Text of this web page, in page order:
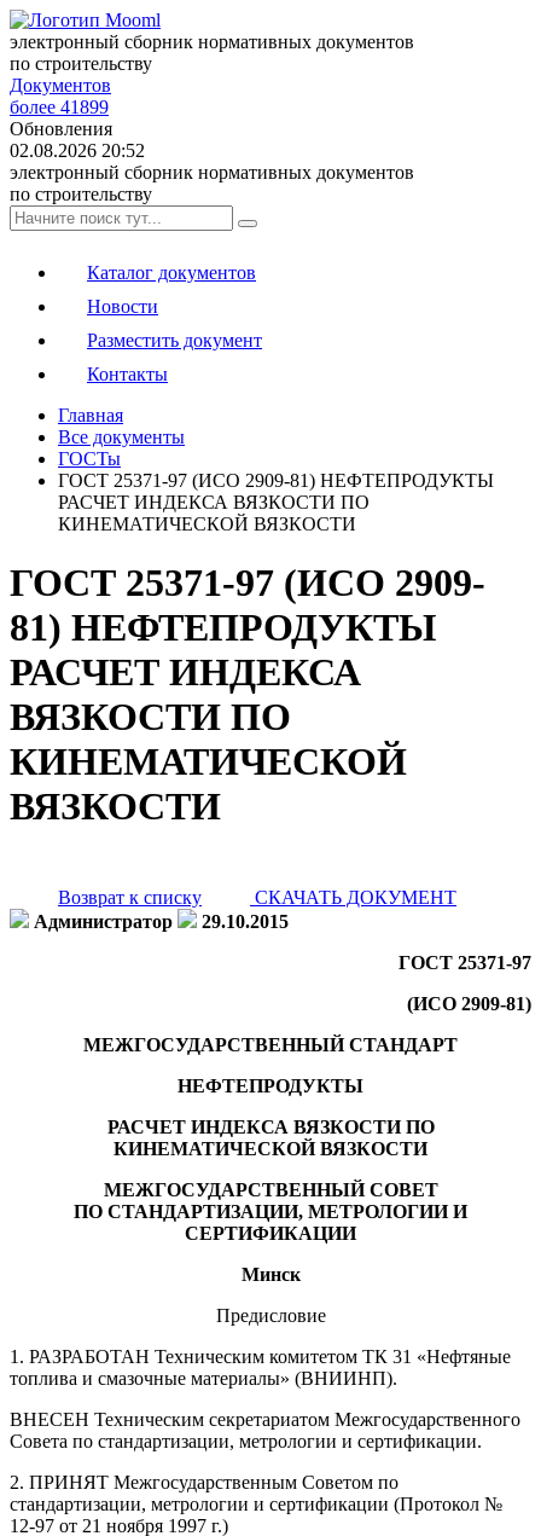
электронный сборник нормативных документов
по строительству
Документов
более 41899
Обновления
02.08.2026 20:52
электронный сборник нормативных документов
по строительству
Каталог документов
Новости
Разместить документ
Контакты
Главная
Все документы
ГОСТы
ГОСТ 25371-97 (ИСО 2909-81) НЕФТЕПРОДУКТЫ
РАСЧЕТ ИНДЕКСА ВЯЗКОСТИ ПО
КИНЕМАТИЧЕСКОЙ ВЯЗКОСТИ
ГОСТ 25371-97 (ИСО 2909-
81) НЕФТЕПРОДУКТЫ
РАСЧЕТ ИНДЕКСА
ВЯЗКОСТИ ПО
КИНЕМАТИЧЕСКОЙ
ВЯЗКОСТИ
Возврат к списку
СКАЧАТЬ ДОКУМЕНТ
Администратор
29.10.2015
ГОСТ 25371-97
(ИСО 2909-81)
МЕЖГОСУДАРСТВЕННЫЙ СТАНДАРТ
НЕФТЕПРОДУКТЫ
РАСЧЕТ ИНДЕКСА ВЯЗКОСТИ ПО
КИНЕМАТИЧЕСКОЙ ВЯЗКОСТИ
МЕЖГОСУДАРСТВЕННЫЙ СОВЕТ
ПО СТАНДАРТИЗАЦИИ, МЕТРОЛОГИИ И
СЕРТИФИКАЦИИ
Минск
Предисловие
1. РАЗРАБОТАН Техническим комитетом ТК 31 «Нефтяные
топлива и смазочные материалы» (ВНИИНП).
ВНЕСЕН Техническим секретариатом Межгосударственного
Совета по стандартизации, метрологии и сертификации.
2. ПРИНЯТ Межгосударственным Советом по
стандартизации, метрологии и сертификации (Протокол №
12-97 от 21 ноября 1997 г.)